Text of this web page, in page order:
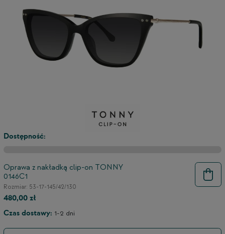
Dostępność:
Oprawa z nakładką clip-on TONNY
0146C1
Rozmiar: 53-17-145/42/130
480,00 zł
Czas dostawy: 1-2 dni